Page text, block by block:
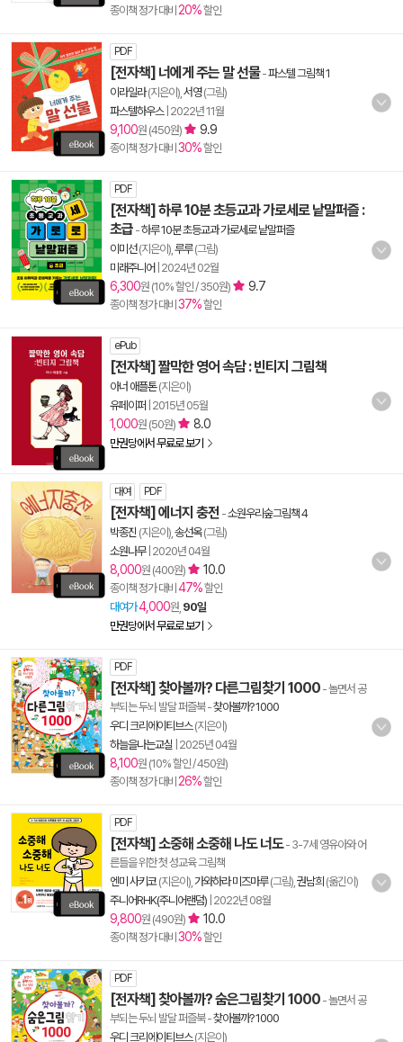
종이책 정가 대비 20%할인
PDF
[전자책] 너에게 주는 말 선물-파스텔 그림책 1
이라일라(지은이), 서영(그림)
파스텔하우스| 2022년 11월
9,100원 (450원) 9.9
종이책 정가 대비 30%할인
PDF
[전자책] 하루 10분 초등교과 가로세로 낱말퍼즐 :
초급 -하루 10분 초등교과 가로세로 낱말퍼즐
이미선(지은이), 루루(그림)
미래주니어 2024년 02월
6,300원 (10% 할인 / 350원) 9.7
종이책 정가 대비 37%할인
ePub
[전자책] 짤막한 영어 속담 : 빈티지 그림책
아너 애플톤(지은이)
유페이퍼 2015년 05월
1,000원 (50원) 8.0
만권당에서 무료로 보기
대여 PDF
[전자책] 에너지 충전 -소원우리숲그림책 4
박종진 (지은이), 송선옥(그림)
소원나무| 2020년 04월
8,000원 (400원) 10.0
종이책 정가 대비 47%할인
대여가4,000원, 90일
만권당에서 무료로 보기
PDF
[전자책] 찾아볼까? 다른그림찾기 1000 - 놀면서 공
부되는 두뇌 발달 퍼즐북-찾아볼까? 1000
우디 크리에이티브스(지은이)
하늘을나는교실 2025년 04월
8,100원 (10% 할인 / 450원)
종이책 정가 대비 26%할인
PDF
[전자책] 소중해 소중해 나도 너도- 3-7세 영유아와 어
른들을 위한 첫 성교육 그림책
엔미 사키코(지은이), 가와하라 미즈마루(그림), 권남희 (옮긴이)
주니어RHK(주니어랜덤) 2022년 08월
9,800원 (490원) 10.0
종이책 정가 대비 30%할인
PDF
[전자책] 찾아볼까? 숨은그림찾기 1000 - 놀면서 공
부되는 두뇌 발달 퍼즐북-찾아볼까? 1000
우디 크리에이티브스(지은이)